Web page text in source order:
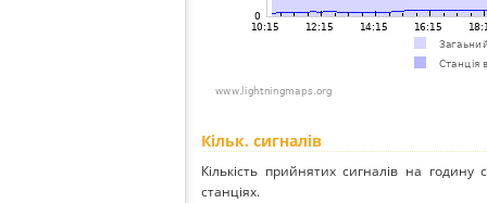
Кільк. сигналів
Кількість прийнятих сигналів на
станціях.